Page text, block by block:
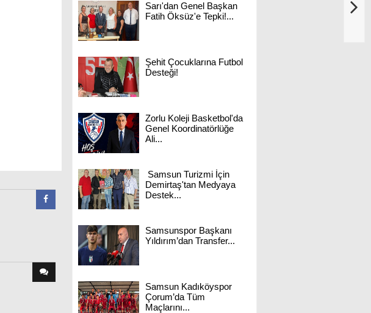
Sarı'dan Genel Başkan
Fatih Öksüz'e Tepki!...
Şehit Çocuklarına Futbol
Desteği!
Zorlu Koleji Basketbol'da
Genel Koordinatörlüğe
Ali...
Samsun Turizmi İçin
Demirtaş'tan Medyaya
Destek...
Samsunspor Başkanı
Yıldırım’dan Transfer...
Samsun Kadıköyspor
Çorum’da Tüm
Maçlarını...